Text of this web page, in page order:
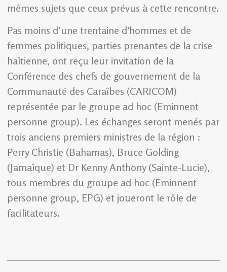
mêmes sujets que ceux prévus à cette rencontre.
Pas moins d’une trentaine d’hommes et de
femmes politiques, parties prenantes de la crise
haïtienne, ont reçu leur invitation de la
Conférence des chefs de gouvernement de la
Communauté des Caraïbes (CARICOM)
représentée par le groupe ad hoc (Eminnent
personne group). Les échanges seront menés par
trois anciens premiers ministres de la région :
Perry Christie (Bahamas), Bruce Golding
(Jamaïque) et Dr Kenny Anthony (Sainte-Lucie),
tous membres du groupe ad hoc (Eminnent
personne group, EPG) et joueront le rôle de
facilitateurs.